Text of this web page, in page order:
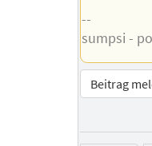
--
sumpsi -
Beitrag